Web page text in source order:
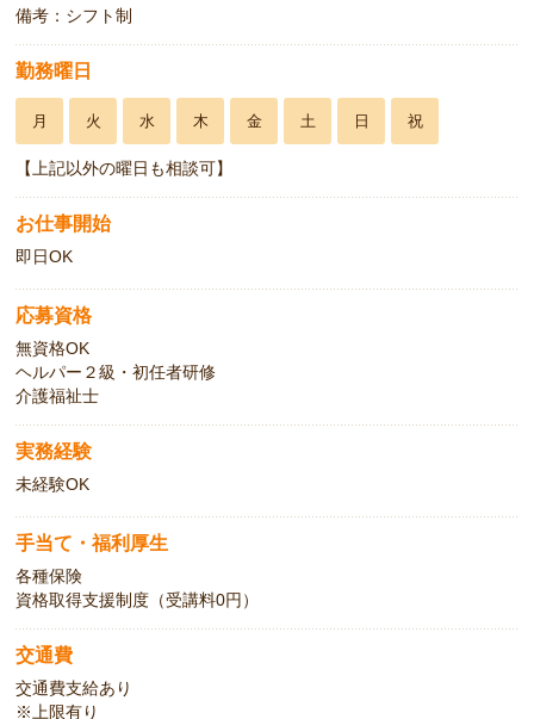
備考：シフト制
勤務曜日
月 火 水 木 金 土 日 祝
【上記以外の曜日も相談可】
お仕事開始
即日OK
応募資格
無資格OK
ヘルパー２級・初任者研修
介護福祉士
実務経験
未経験OK
手当て・福利厚生
各種保険
資格取得支援制度（受講料0円）
交通費
交通費支給あり
※上限有り